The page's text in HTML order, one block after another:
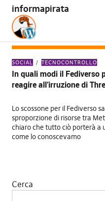
informapirata
MESE:
SOCIAL TECNOCONTROLLO
In quali modi il Fediverso
reagire all’irruzione di
Lo scossone per il Fediverso
sproporzione di risorse tra
chiaro che tutto ciò porterà a
come lo conoscevamo
Cerca